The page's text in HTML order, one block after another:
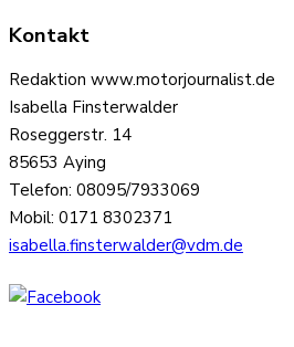
Kontakt
Redaktion www.motorjournalist.de
Isabella Finsterwalder
Roseggerstr. 14
85653 Aying
Telefon: 08095/7933069
Mobil: 0171 8302371
isabella.finsterwalder@vdm.de